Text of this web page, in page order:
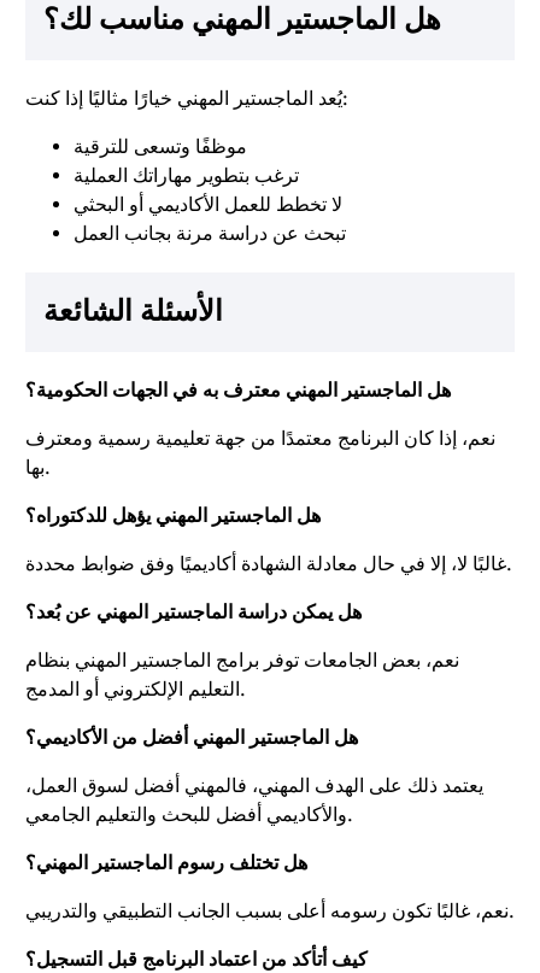
هل الماجستير المهني مناسب لك؟
يُعد الماجستير المهني خيارًا مثاليًا إذا كنت:
موظفًا وتسعى للترقية
ترغب بتطوير مهاراتك العملية
لا تخطط للعمل الأكاديمي أو البحثي
تبحث عن دراسة مرنة بجانب العمل
الأسئلة الشائعة
هل الماجستير المهني معترف به في الجهات الحكومية؟
نعم، إذا كان البرنامج معتمدًا من جهة تعليمية رسمية ومعترف
بها.
هل الماجستير المهني يؤهل للدكتوراه؟
غالبًا لا، إلا في حال معادلة الشهادة أكاديميًا وفق ضوابط محددة.
هل يمكن دراسة الماجستير المهني عن بُعد؟
نعم، بعض الجامعات توفر برامج الماجستير المهني بنظام
التعليم الإلكتروني أو المدمج.
هل الماجستير المهني أفضل من الأكاديمي؟
يعتمد ذلك على الهدف المهني، فالمهني أفضل لسوق العمل،
والأكاديمي أفضل للبحث والتعليم الجامعي.
هل تختلف رسوم الماجستير المهني؟
نعم، غالبًا تكون رسومه أعلى بسبب الجانب التطبيقي والتدريبي.
كيف أتأكد من اعتماد البرنامج قبل التسجيل؟